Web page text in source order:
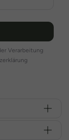
Verarbeitung